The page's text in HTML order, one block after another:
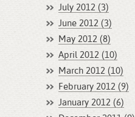
July 2012 (3)
June 2012 (3)
May 2012 (8)
April 2012 (10)
March 2012 (10)
February 2012 (9)
January 2012 (6)